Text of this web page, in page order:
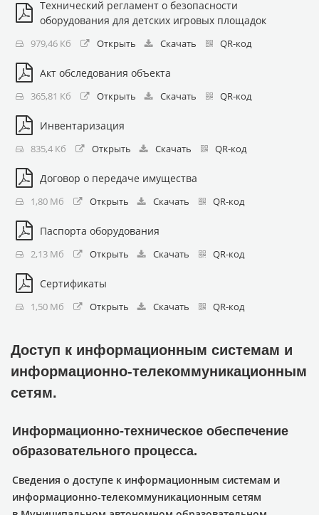
Технический регламент о безопасности
оборудования для детских игровых площадок
979,46 Кб Открыть Скачать QR-код
Акт обследования объекта
365,81 Кб Открыть Скачать QR-код
Инвентаризация
835,4 Кб Открыть Скачать QR-код
Договор о передаче имущества
1,80 Мб Открыть Скачать QR-код
Паспорта оборудования
2,13 Мб Открыть Скачать QR-код
Сертификаты
1,50 Мб Открыть Скачать QR-код
Доступ к информационным системам и
информационно-телекоммуникационным
сетям.
Информационно-техническое обеспечение
образовательного процесса.
Сведения о доступе к информационным системам и
информационно-телекоммуникационным сетям